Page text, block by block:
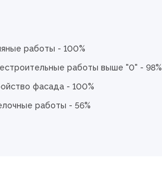
работы - 100%
работы выше "0" - 98%
фасада - 100%
работы - 56%